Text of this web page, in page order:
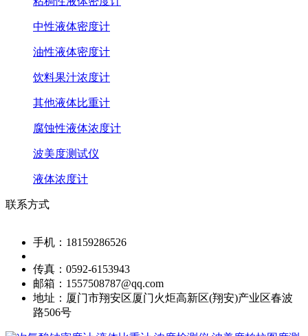
中性液体密度计
油性液体密度计
饮料果汁浓度计
其他液体比重计
腐蚀性液体浓度计
波美度测试仪
液体浓度计
联系方式
手机： 18159286526
传真： 0592-6153943
邮箱： 1557508787@qq.com
地址： 厦门市翔安区厦门火炬高新区(翔安)产业区春波
路506号